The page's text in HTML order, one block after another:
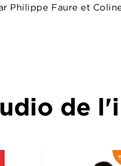
Philippe Faure et
de